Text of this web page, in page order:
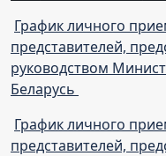
График личного
представителей,
руководством
Беларусь
График личного
представителей,